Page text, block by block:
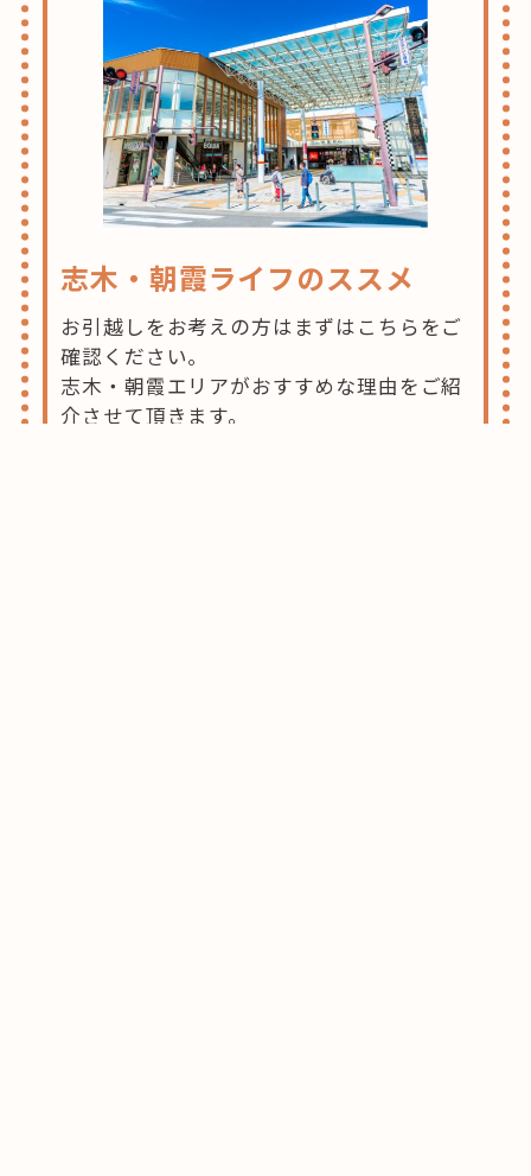
志木・朝霞ライフのススメ
お引越しをお考えの方はまずはこちらをご
確認ください。
志木・朝霞エリアがおすすめな理由をご紹
介させて頂きます。